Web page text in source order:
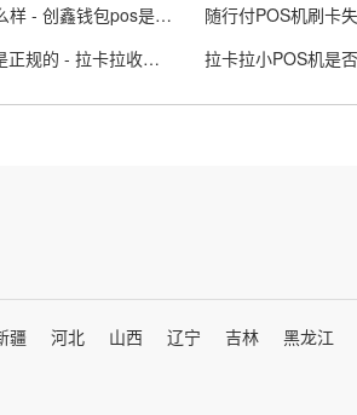
创鑫手机POS机怎么样 - 创鑫钱包pos是哪个公司的
拉卡拉收款宝是不是正规的 - 拉卡拉收款宝安全吗?
疆 河北 山西 辽宁 吉林 黑龙江